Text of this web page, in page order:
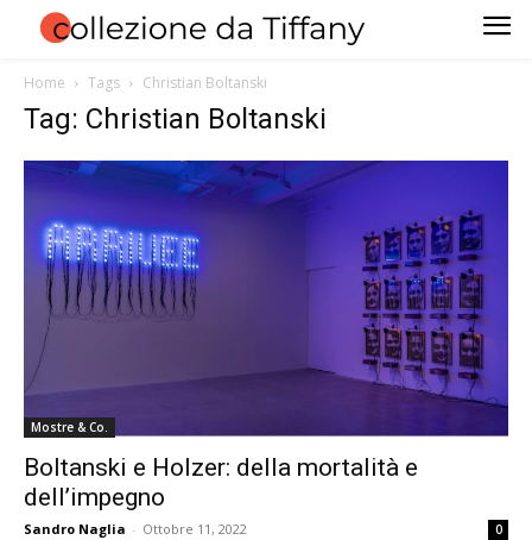
Home Tags Christian Boltanski
Tag: Christian Boltanski
Mostre & Co.
Boltanski e Holzer: della mortalità e
dell’impegno
Sandro Naglia - Ottobre 11, 2022 0